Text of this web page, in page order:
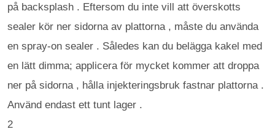
på backsplash . Eftersom du inte vill att överskotts
sealer kör ner sidorna av plattorna , måste du använda
en spray-on sealer . Således kan du belägga kakel med
en lätt dimma; applicera för mycket kommer att droppa
ner på sidorna , hålla injekteringsbruk fastnar plattorna .
Använd endast ett tunt lager .
2